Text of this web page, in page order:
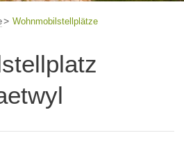
Wohnmobilstellplätze